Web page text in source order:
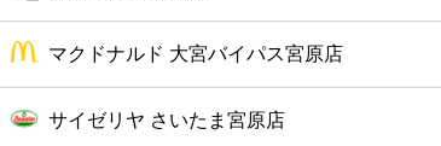
マクドナルド 大宮バイパス宮原店
サイゼリヤ さいたま宮原店